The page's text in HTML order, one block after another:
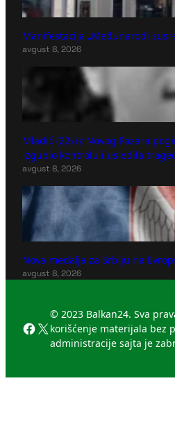
Manifestacija „Međunarodi
avgust 8, 2026
Mladić (22) iz Novog Pazara
izgubio kontrolu i usledila
avgust 8, 2026
Nova medalja za Srbiju na
avgust 8, 2026
Facebook
X
© 2023 Balkan24. Sva
korišćenje materijala bez
administracije sajta je